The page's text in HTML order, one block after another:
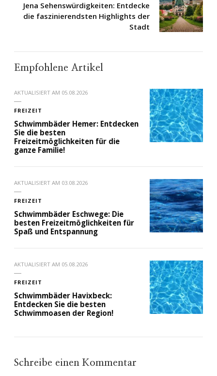
Jena Sehenswürdigkeiten: Entdecke
die faszinierendsten Highlights der
Stadt
Empfohlene Artikel
AKTUALISIERT AM 05.08.2026
FREIZEIT
Schwimmbäder Hemer: Entdecken
Sie die besten
Freizeitmöglichkeiten für die
ganze Familie!
AKTUALISIERT AM 03.08.2026
FREIZEIT
Schwimmbäder Eschwege: Die
besten Freizeitmöglichkeiten für
Spaß und Entspannung
AKTUALISIERT AM 05.08.2026
FREIZEIT
Schwimmbäder Havixbeck:
Entdecken Sie die besten
Schwimmoasen der Region!
Schreibe einen Kommentar